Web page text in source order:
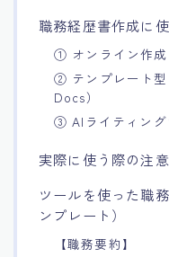
職務経歴書作成に
① オンライン作成
② テンプレート
Docs）
③ AIライティング
実際に使う際の注
ツールを使った職
ンプレート）
【職務要約】